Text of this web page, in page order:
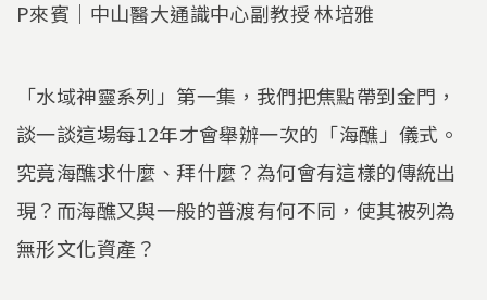
P來賓｜中山醫大通識中心副教授 林培雅
「水域神靈系列」第一集，我們把焦點帶到金門，
談一談這場每12年才會舉辦一次的「海醮」儀式。
究竟海醮求什麼、拜什麼？為何會有這樣的傳統出
現？而海醮又與一般的普渡有何不同，使其被列為
無形文化資產？